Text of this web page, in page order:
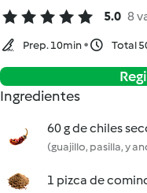
5.0 8
Prep. 10min Total
Ingredientes
60 g de chiles
(guajillo, pasilla, y
1 pizca de